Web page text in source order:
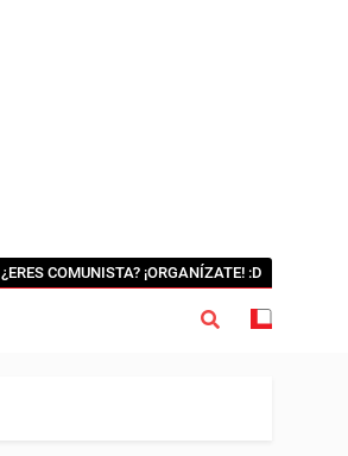
¿ERES COMUNISTA? ¡ORGANÍZATE! :D